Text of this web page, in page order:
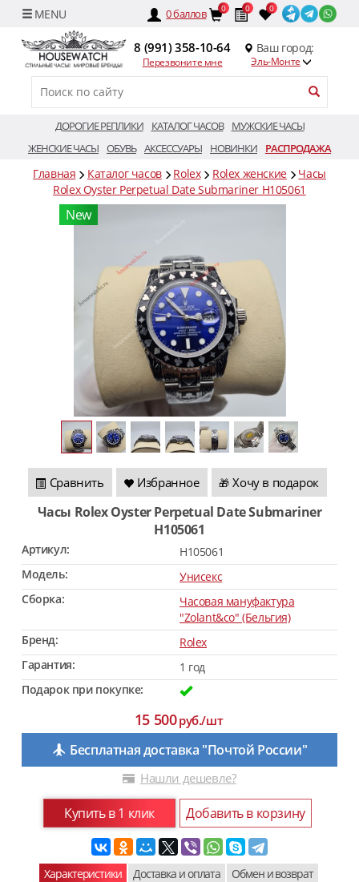
0баллов 0 0 0
8 (991) 358-10-64
Перезвоните мне
Ваш город:
Эль-Монте
ДОРОГИЕ РЕПЛИКИ КАТАЛОГ ЧАСОВ
МУЖСКИЕ ЧАСЫ
ЖЕНСКИЕ ЧАСЫ ОБУВЬ АКСЕССУАРЫ НОВИНКИ РАСПРОДАЖА
Главная Каталог часов Rolex Rolex женские
Часы
Rolex Oyster Perpetual Date Submariner H105061
New
Сравнить Избранное 🎁 Хочу в подарок
Часы Rolex Oyster Perpetual Date Submariner
H105061
Артикул:
H105061
Модель:
Унисекс
Сборка:
Часовая мануфактура
"Zolant&co" (Бельгия)
Бренд:
Rolex
Гарантия:
1 год
Подарок при покупке:
15 500руб./шт
Бесплатная доставка "Почтой России"
Нашли дешевле?
Купить в 1 клик Добавить в корзину
Характеристики Доставка и оплата Обмен и возврат